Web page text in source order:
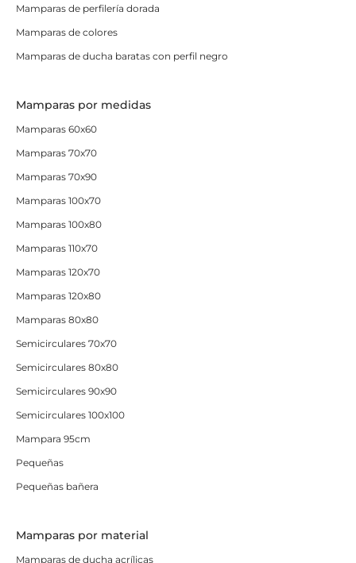
Mamparas de perfilería dorada
Mamparas de colores
Mamparas de ducha baratas con perfil negro
Mamparas por medidas
Mamparas 60x60
Mamparas 70x70
Mamparas 70x90
Mamparas 100x70
Mamparas 100x80
Mamparas 110x70
Mamparas 120x70
Mamparas 120x80
Mamparas 80x80
Semicirculares 70x70
Semicirculares 80x80
Semicirculares 90x90
Semicirculares 100x100
Mampara 95cm
Pequeñas
Pequeñas bañera
Mamparas por material
Mamparas de ducha acrílicas